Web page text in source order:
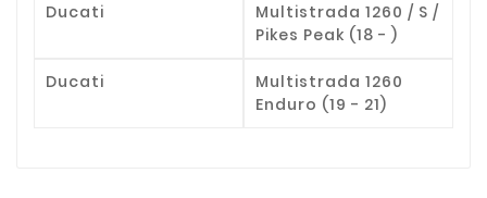
Ducati
Multistrada 1260 / S /
Pikes Peak (18 - )
Ducati
Multistrada 1260
Enduro (19 - 21)